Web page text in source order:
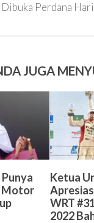
Perdana
JUGA
Motor
Ketua
WRT
2022